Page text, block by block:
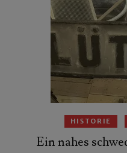
HISTORIE
Ein nahes